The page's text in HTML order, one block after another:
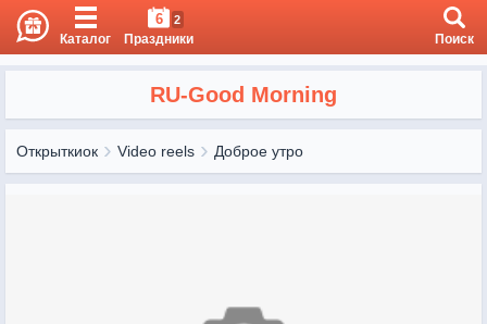
Каталог
6 2
Праздники Поиск
RU-Good Morning
Открыткиок Video reels Доброе утро